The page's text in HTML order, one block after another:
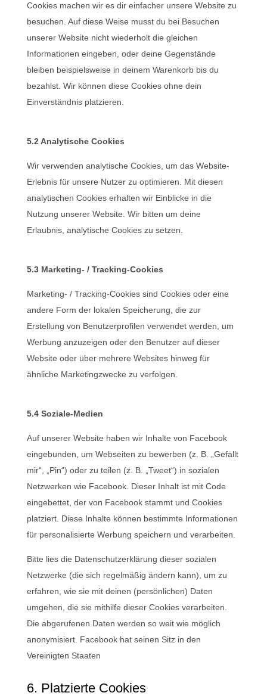
Cookies machen wir es dir einfacher unsere Website zu
besuchen. Auf diese Weise musst du bei Besuchen
unserer Website nicht wiederholt die gleichen
Informationen eingeben, oder deine Gegenstände
bleiben beispielsweise in deinem Warenkorb bis du
bezahlst. Wir können diese Cookies ohne dein
Einverständnis platzieren.
5.2 Analytische Cookies
Wir verwenden analytische Cookies, um das Website-
Erlebnis für unsere Nutzer zu optimieren. Mit diesen
analytischen Cookies erhalten wir Einblicke in die
Nutzung unserer Website. Wir bitten um deine
Erlaubnis, analytische Cookies zu setzen.
5.3 Marketing- / Tracking-Cookies
Marketing- / Tracking-Cookies sind Cookies oder eine
andere Form der lokalen Speicherung, die zur
Erstellung von Benutzerprofilen verwendet werden, um
Werbung anzuzeigen oder den Benutzer auf dieser
Website oder über mehrere Websites hinweg für
ähnliche Marketingzwecke zu verfolgen.
5.4 Soziale-Medien
Auf unserer Website haben wir Inhalte von Facebook
eingebunden, um Webseiten zu bewerben (z. B. „Gefällt
mir“, „Pin“) oder zu teilen (z. B. „Tweet“) in sozialen
Netzwerken wie Facebook. Dieser Inhalt ist mit Code
eingebettet, der von Facebook stammt und Cookies
platziert. Diese Inhalte können bestimmte Informationen
für personalisierte Werbung speichern und verarbeiten.
Bitte lies die Datenschutzerklärung dieser sozialen
Netzwerke (die sich regelmäßig ändern kann), um zu
erfahren, wie sie mit deinen (persönlichen) Daten
umgehen, die sie mithilfe dieser Cookies verarbeiten.
Die abgerufenen Daten werden so weit wie möglich
anonymisiert. Facebook hat seinen Sitz in den
Vereinigten Staaten
6. Platzierte Cookies